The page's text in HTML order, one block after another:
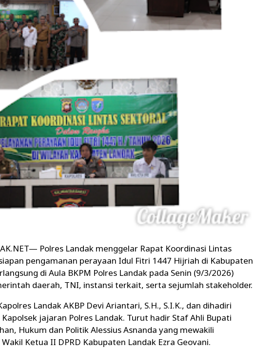
Polres Landak menggelar Rapat Koordinasi Lintas
pengamanan perayaan Idul Fitri 1447 Hijriah di Kabupaten
di Aula BKPM Polres Landak pada Senin (9/3/2026)
daerah, TNI, instansi terkait, serta sejumlah stakeholder.
Landak AKBP Devi Ariantari, S.H., S.I.K., dan dihadiri
jajaran Polres Landak. Turut hadir Staf Ahli Bupati
Hukum dan Politik Alessius Asnanda yang mewakili
Ketua II DPRD Kabupaten Landak Ezra Geovani.